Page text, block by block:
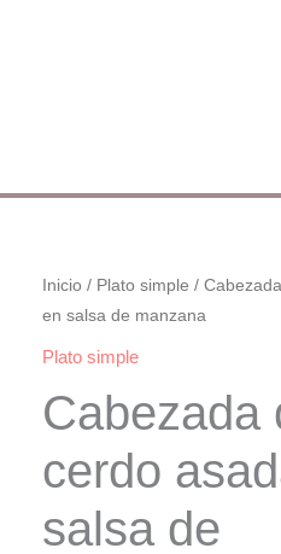
Inicio / Plato simple /
en salsa de manzana
Plato simple
Cabezada
cerdo
salsa de
Cabezada
de
cerdo
en
de
manzana
cantidad